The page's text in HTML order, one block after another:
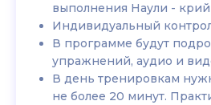
выполнения Наули -
Индивидуальный
В программе будут
упражнений, аудио и
В день тренировкам
не более 20 минут.